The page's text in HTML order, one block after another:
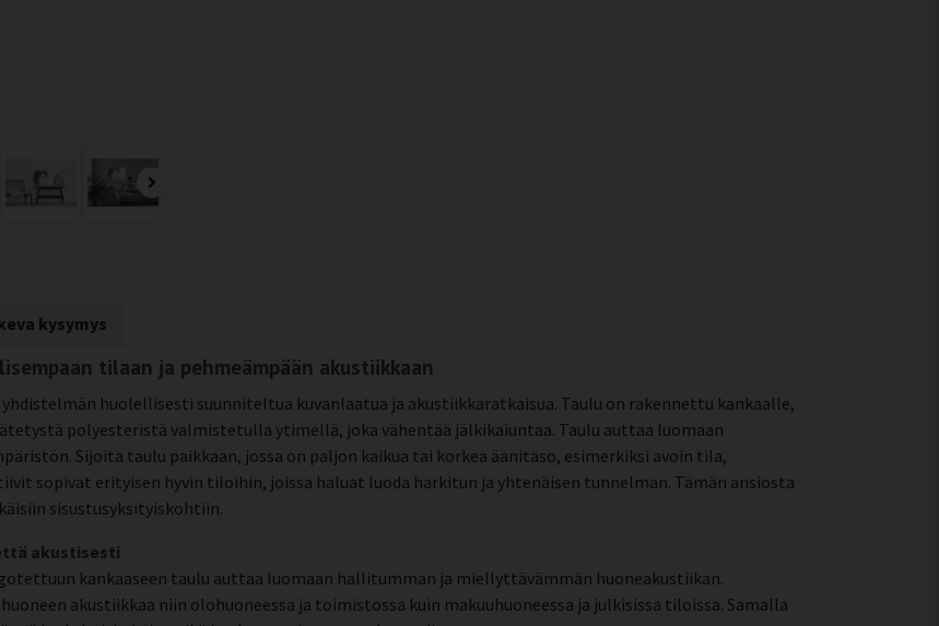
kysymys
tilaan ja pehmeämpään akustiikkaan
yhdistelmän huolellisesti suunniteltua kuvanlaatua ja akustiikkaratkaisua. Taulu on rakennettu kankaalle,
polyesteristä valmistetulla ytimellä, joka vähentää jälkikaiuntaa. Taulu auttaa luomaan
Sijoita taulu paikkaan, jossa on paljon kaikua tai korkea äänitaso, esimerkiksi avoin tila,
sopivat erityisen hyvin tiloihin, joissa haluat luoda harkitun ja yhtenäisen tunnelman. Tämän ansiosta
sisustusyksityiskohtiin.
akustisesti
kankaaseen taulu auttaa luomaan hallitumman ja miellyttävämmän huoneakustiikan.
akustiikkaa niin olohuoneessa ja toimistossa kuin makuuhuoneessa ja julkisissa tiloissa. Samalla